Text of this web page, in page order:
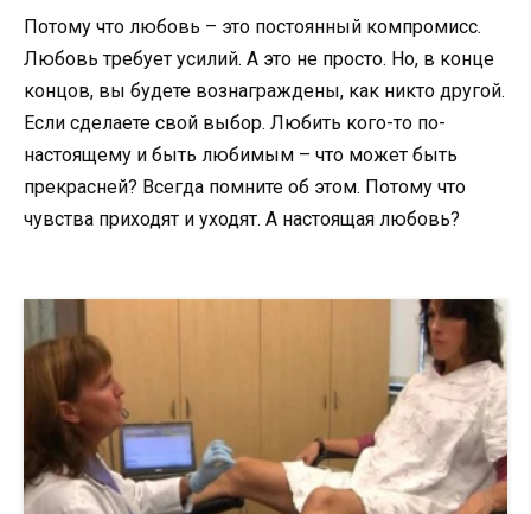
Потому что любовь – это постоянный компромисс.
Любовь требует усилий. А это не просто. Но, в конце
концов, вы будете вознаграждены, как никто другой.
Если сделаете свой выбор. Любить кого-то по-
настоящему и быть любимым – что может быть
прекрасней? Всегда помните об этом. Потому что
чувства приходят и уходят. А настоящая любовь?